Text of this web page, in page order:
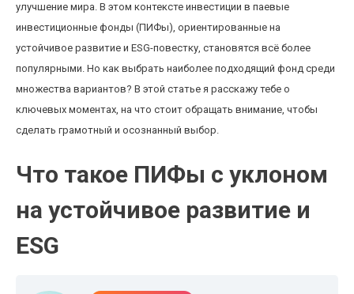
улучшение мира. В этом контексте инвестиции в паевые
инвестиционные фонды (ПИФы), ориентированные на
устойчивое развитие и ESG-повестку, становятся всё более
популярными. Но как выбрать наиболее подходящий фонд среди
множества вариантов? В этой статье я расскажу тебе о
ключевых моментах, на что стоит обращать внимание, чтобы
сделать грамотный и осознанный выбор.
Что такое ПИФы с уклоном
на устойчивое развитие и
ESG